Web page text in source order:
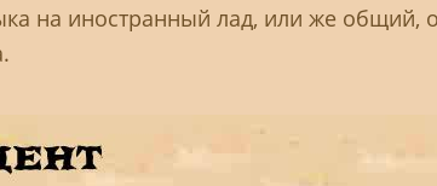
на иностранный лад, или же общий,